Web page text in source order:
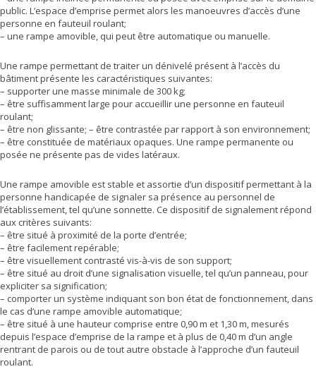
public. L’espace d’emprise permet alors les manoeuvres d’accès d’une
personne en fauteuil roulant;
– une rampe amovible, qui peut être automatique ou manuelle.
Une rampe permettant de traiter un dénivelé présent à l’accès du
bâtiment présente les caractéristiques suivantes:
– supporter une masse minimale de 300 kg;
– être suffisamment large pour accueillir une personne en fauteuil
roulant;
– être non glissante; – être contrastée par rapport à son environnement;
– être constituée de matériaux opaques. Une rampe permanente ou
posée ne présente pas de vides latéraux.
Une rampe amovible est stable et assortie d’un dispositif permettant à la
personne handicapée de signaler sa présence au personnel de
l’établissement, tel qu’une sonnette. Ce dispositif de signalement répond
aux critères suivants:
– être situé à proximité de la porte d’entrée;
– être facilement repérable;
– être visuellement contrasté vis-à-vis de son support;
– être situé au droit d’une signalisation visuelle, tel qu’un panneau, pour
expliciter sa signification;
– comporter un système indiquant son bon état de fonctionnement, dans
le cas d’une rampe amovible automatique;
– être situé à une hauteur comprise entre 0,90 m et 1,30 m, mesurés
depuis l’espace d’emprise de la rampe et à plus de 0,40 m d’un angle
rentrant de parois ou de tout autre obstacle à l’approche d’un fauteuil
roulant.